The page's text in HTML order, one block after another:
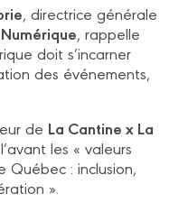
, directrice générale
, rappelle
doit s’incarner
des événements,
de La Cantine x La
les « valeurs
: inclusion,
».